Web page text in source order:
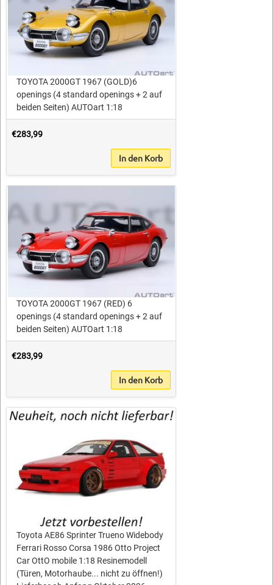
TOYOTA 2000GT 1967 (GOLD)6
openings (4 standard openings + 2 auf
beiden Seiten) AUTOart 1:18
€283,99
In den Korb
TOYOTA 2000GT 1967 (RED) 6
openings (4 standard openings + 2 auf
beiden Seiten) AUTOart 1:18
€283,99
In den Korb
Toyota AE86 Sprinter Trueno Widebody
Ferrari Rosso Corsa 1986 Otto Project
Car OttO mobile 1:18 Resinemodell
(Türen, Motorhaube... nicht zu öffnen!)